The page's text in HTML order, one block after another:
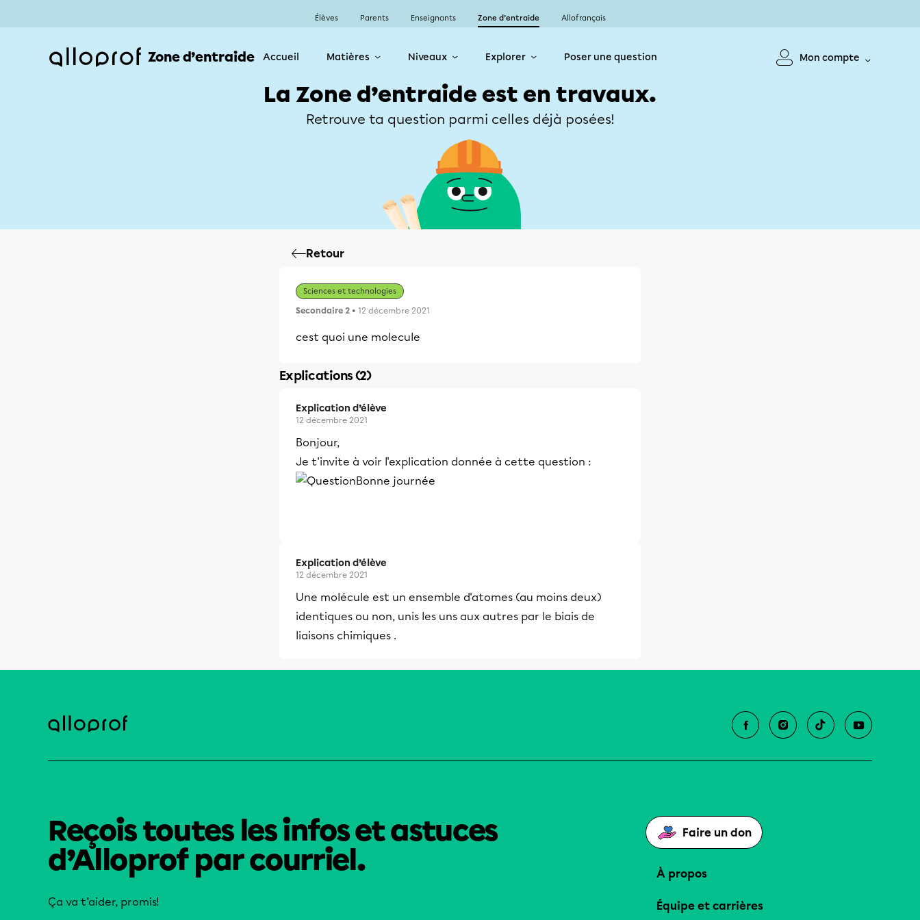
Élèves Parents Enseignants Zone d’entraide Allofrançais
Zone d’entraide Accueil Matières Niveaux Explorer Poser une question Mon compte
La Zone d’entraide est en travaux.
Retrouve ta question parmi celles déjà posées!
Retour
Sciences et technologies
Secondaire 2 • 12 décembre 2021
cest quoi une molecule
Explications (2)
Explication d’élève
12 décembre 2021
Bonjour,
Je t'invite à voir l'explication donnée à cette question :
Bonne journée
Explication d’élève
12 décembre 2021
Une molécule est un ensemble d'atomes (au moins deux)
identiques ou non, unis les uns aux autres par le biais de
liaisons chimiques .
Reçois toutes les infos et astuces
d’Alloprof par courriel.
Ça va t’aider, promis!
Faire un don
À propos
Équipe et carrières